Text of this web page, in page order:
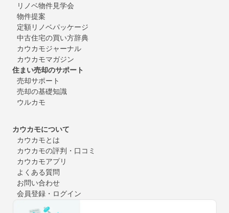
リノベ物件見学会
物件提案
定額リノベパッケージ
中古住宅の買い方辞典
カウカモジャーナル
カウカモマガジン
住まい売却のサポート
売却サポート
売却の基礎知識
ウルカモ
カウカモについて
カウカモとは
カウカモの評判・口コミ
カウカモアプリ
よくある質問
お問い合わせ
会員登録・ログイン